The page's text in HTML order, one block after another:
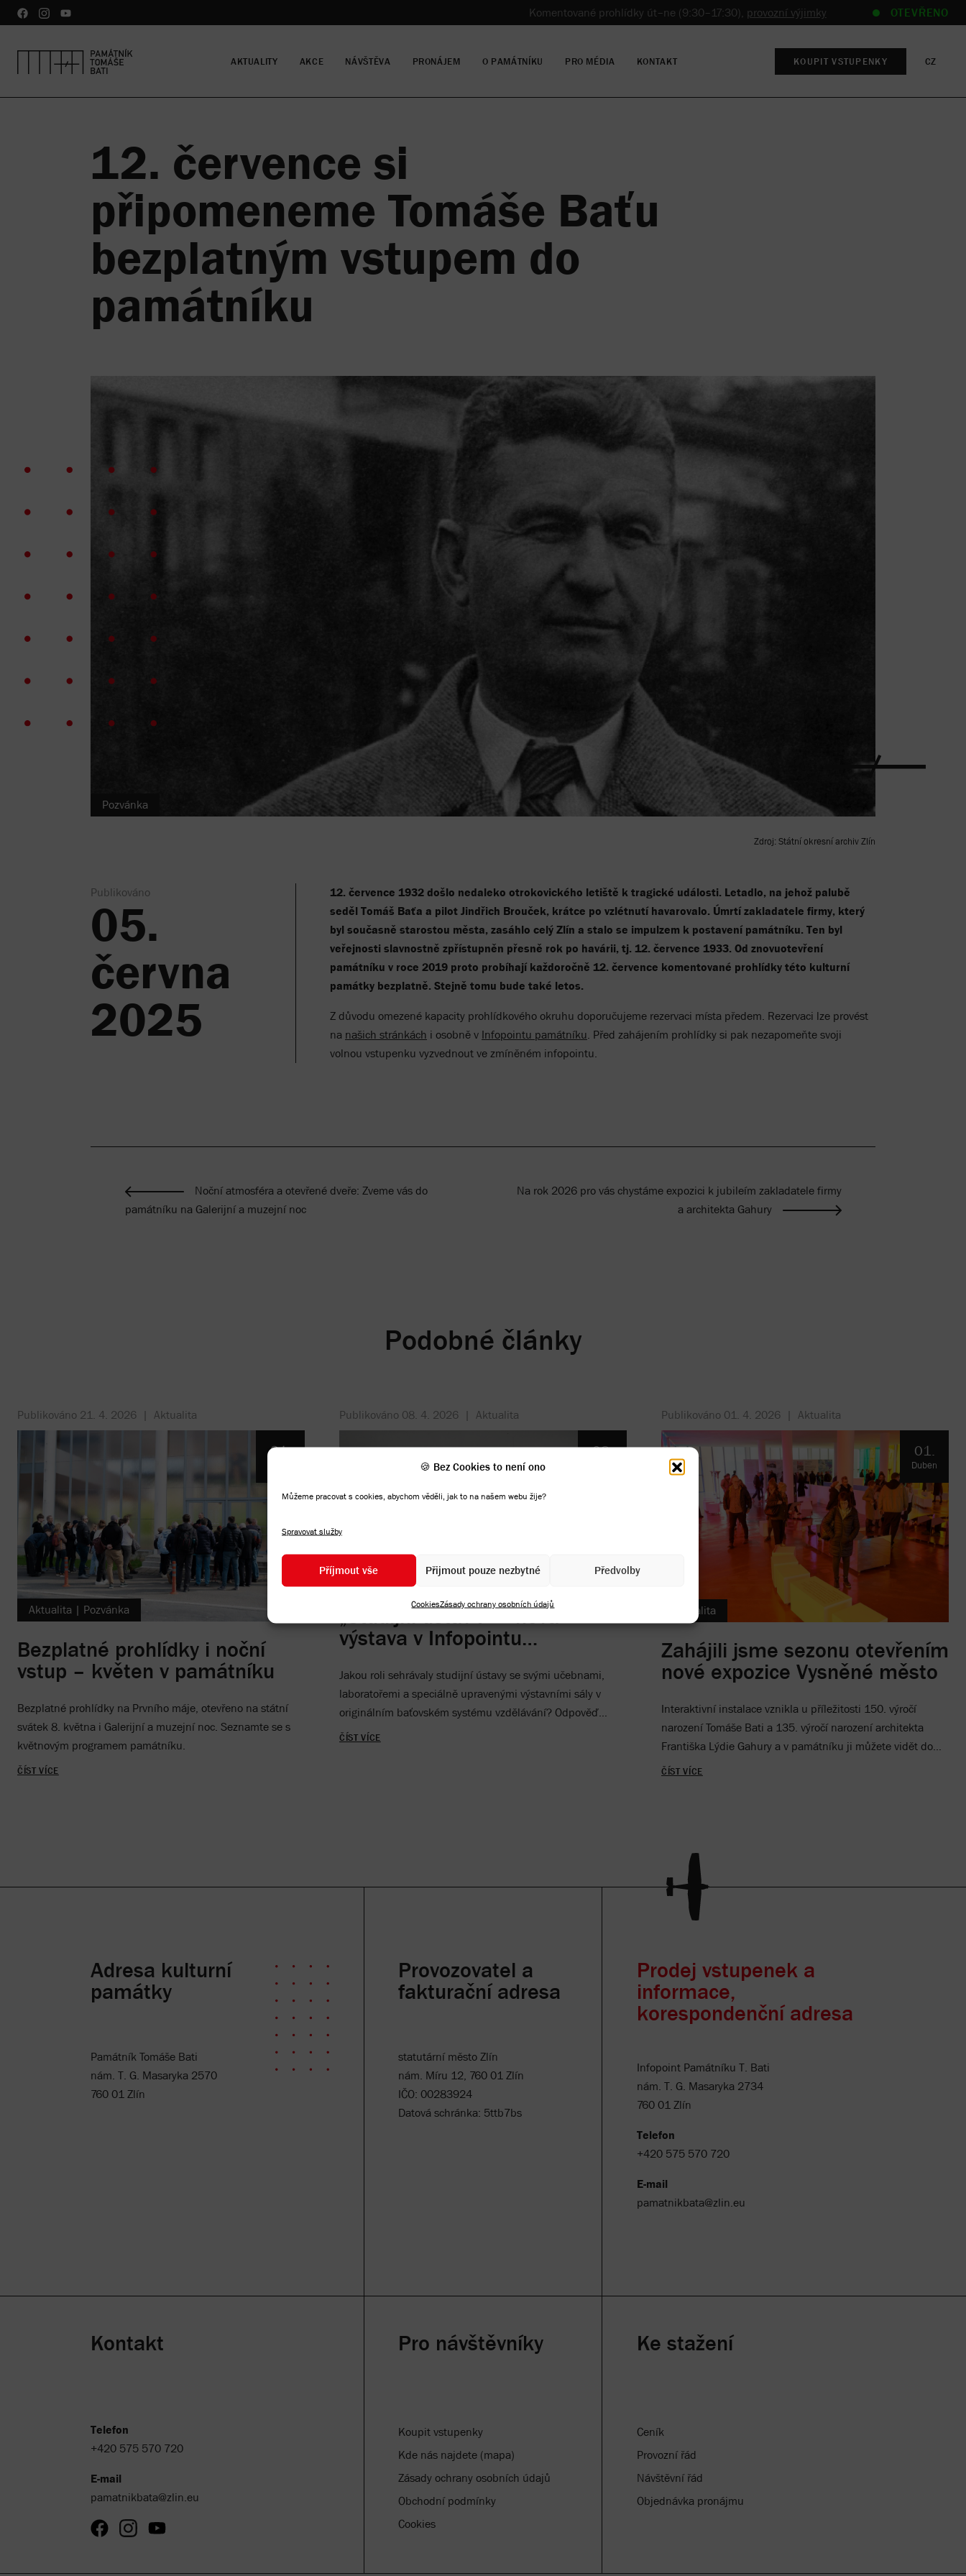
🍪 Bez Cookies to není ono
Můžeme pracovat s cookies, abychom věděli, jak to na našem webu žije?
Spravovat služby
Příjmout vše Přijmout pouze nezbytné Předvolby
CookiesZásady ochrany osobních údajů
Komentované prohlídky út–ne (9:30–17:30), provozní výjimky OTEVŘENO
AKTUALITY AKCE NÁVŠTĚVA PRONÁJEM O PAMÁTNÍKU PRO MÉDIA KONTAKT KOUPIT VSTUPENKY CZ
12. července si
připomeneme Tomáše Baťu
bezplatným vstupem do
památníku
Pozvánka
Zdroj: Státní okresní archiv Zlín
Publikováno
05.
června
2025
12. července 1932 došlo nedaleko otrokovického letiště k tragické události. Letadlo, na jehož palubě
seděl Tomáš Baťa a pilot Jindřich Brouček, krátce po vzlétnutí havarovalo. Úmrtí zakladatele firmy, který
byl současně starostou města, zasáhlo celý Zlín a stalo se impulzem k postavení památníku. Ten byl
veřejnosti slavnostně zpřístupněn přesně rok po havárii, tj. 12. července 1933. Od znovuotevření
památníku v roce 2019 proto probíhají každoročně 12. července komentované prohlídky této kulturní
památky bezplatně. Stejně tomu bude také letos.
Z důvodu omezené kapacity prohlídkového okruhu doporučujeme rezervaci místa předem. Rezervaci lze provést
na našich stránkách i osobně v Infopointu památníku. Před zahájením prohlídky si pak nezapomeňte svoji
volnou vstupenku vyzvednout ve zmíněném infopointu.
Noční atmosféra a otevřené dveře: Zveme vás do
památníku na Galerijní a muzejní noc
Na rok 2026 pro vás chystáme expozici k jubileím zakladatele firmy
a architekta Gahury
Podobné články
Publikováno 21. 4. 2026 Aktualita
Aktualita | Pozvánka
21.
Bezplatné prohlídky i noční
vstup – květen v památníku
Bezplatné prohlídky na Prvního máje, otevřeno na státní
svátek 8. května i Galerijní a muzejní noc. Seznamte se s
květnovým programem památníku.
ČÍST VÍCE
Publikováno 08. 4. 2026 Aktualita
Aktualita | Pozvánka
08.
„Studijní ústav I“ – nová
výstava v Infopointu
Jakou roli sehrávaly studijní ústavy se svými učebnami,
laboratořemi a speciálně upravenými výstavními sály v
originálním baťovském systému vzdělávání? Odpověď
nabízí nová výstava.
ČÍST VÍCE
Publikováno 01. 4. 2026 Aktualita
Aktualita
01.
Duben
Zahájili jsme sezonu otevřením
nové expozice Vysněné město
Interaktivní instalace vznikla u příležitosti 150. výročí
narození Tomáše Bati a 135. výročí narození architekta
Františka Lýdie Gahury a v památníku ji můžete vidět do
konce roku 2026.
ČÍST VÍCE
Adresa kulturní
památky
Památník Tomáše Bati
nám. T. G. Masaryka 2570
760 01 Zlín
Provozovatel a
fakturační adresa
statutární město Zlín
nám. Míru 12, 760 01 Zlín
IČO: 00283924
Datová schránka: 5ttb7bs
Prodej vstupenek a
informace,
korespondenční adresa
Infopoint Památníku T. Bati
nám. T. G. Masaryka 2734
760 01 Zlín
Telefon
+420 575 570 720
E-mail
pamatnikbata@zlin.eu
Kontakt
Telefon
+420 575 570 720
E-mail
pamatnikbata@zlin.eu
Pro návštěvníky
Koupit vstupenky
Kde nás najdete (mapa)
Zásady ochrany osobních údajů
Obchodní podmínky
Cookies
Ke stažení
Ceník
Provozní řád
Návštěvní řád
Objednávka pronájmu